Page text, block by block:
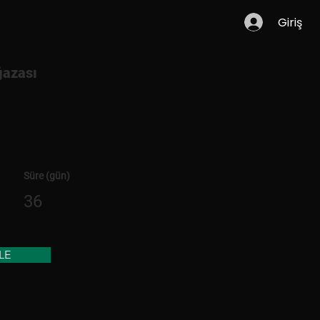
Giriş
Süre (gün)
36